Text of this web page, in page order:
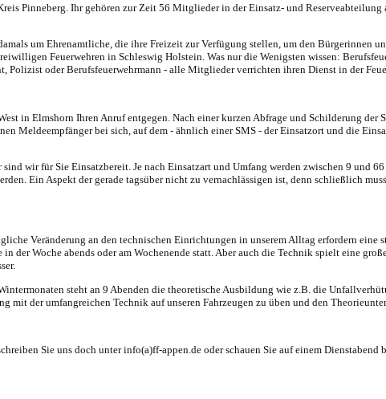
Pinneberg. Ihr gehören zur Zeit 56 Mitglieder in der Einsatz- und
um Ehrenamtliche, die ihre Freizeit zur Verfügung stellen, um den Bürgerinnen
Feuerwehren in Schleswig Holstein. Was nur die Wenigsten wissen:
Polizist oder Berufsfeuerwehrmann - alle Mitglieder verrichten ihren Dienst in der
in Elmshorn Ihren Anruf entgegen. Nach einer kurzen Abfrage und Schilderung der
Meldeempfänger bei sich, auf dem - ähnlich einer SMS - der Einsatzort und die
wir für Sie Einsatzbereit. Je nach Einsatzart und Umfang werden zwischen 9 und
Ein Aspekt der gerade tagsüber nicht zu vernachlässigen ist, denn schließlich
Veränderung an den technischen Einrichtungen in unserem Alltag erfordern eine
der Woche abends oder am Wochenende statt. Aber auch die Technik spielt eine
steht an 9 Abenden die theoretische Ausbildung wie z.B. die
der umfangreichen Technik auf unseren Fahrzeugen zu üben und den
Sie uns doch unter info(a)ff-appen.de oder schauen Sie auf einem Dienstabend